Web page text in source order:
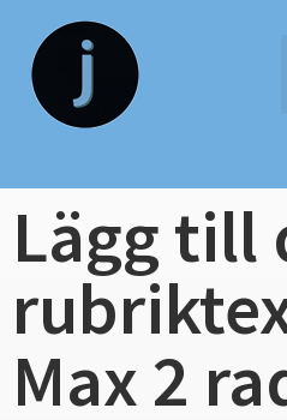
Lägg till
Max 2